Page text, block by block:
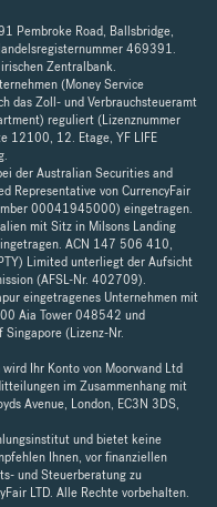
Pembroke Road, Ballsbridge,
469391.
Zentralbank.
(Money Service
das Zoll- und Verbrauchsteueramt
reguliert (Lizenznummer
12100, 12. Etage, YF LIFE
der Australian Securities and
Representative von CurrencyFair
00041945000) eingetragen.
mit Sitz in Milsons Landing
ACN 147 506 410,
Limited unterliegt der Aufsicht
(AFSL-Nr. 402709).
eingetragenes Unternehmen mit
Aia Tower 048542 und
(Lizenz-Nr.
Ihr Konto von Moorwand Ltd
im Zusammenhang mit
Avenue, London, EC3N 3DS,
und bietet keine
Ihnen, vor finanziellen
und Steuerberatung zu
LTD. Alle Rechte vorbehalten.